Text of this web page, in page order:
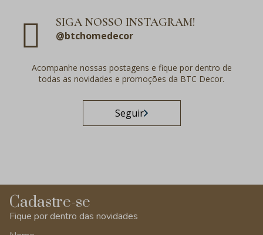
SIGA NOSSO INSTAGRAM!
@btchomedecor
Acompanhe nossas postagens e fique por dentro de
todas as novidades e promoções da BTC Decor.
Seguir
Cadastre-se
Fique por dentro das novidades